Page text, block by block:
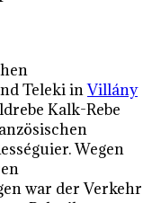
Teleki inVillány
Kalk-Rebe
Wegen
war der Verkehr